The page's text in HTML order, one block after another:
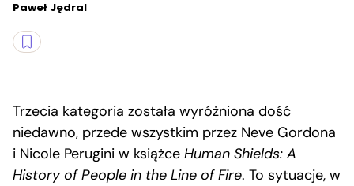
Paweł Jędral
Trzecia kategoria została wyróżniona dość
niedawno, przede wszystkim przez Neve Gordona
i Nicole Perugini w książce Human Shields: A
History of People in the Line of Fire. To sytuacje, w